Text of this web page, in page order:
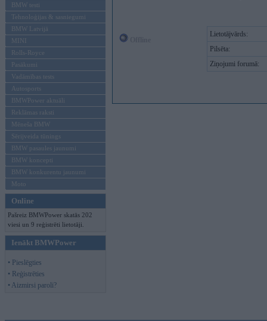
BMW testi
Tehnoloģijas & sasniegumi
BMW Latvijā
MINI
Rolls-Royce
Pasākumi
Vadāmības tests
Autosports
BMWPower aktuāli
Reklāmas raksti
Mēneša BMW
Sērijveida tūnings
BMW pasaules jaunumi
BMW koncepti
BMW konkurentu jaunumi
Moto
Online
Pašreiz BMWPower skatās 202
viesi un 9 reģistrēti lietotāji.
Ienākt BMWPower
• Pieslēgties
• Reģistrēties
• Aizmirsi paroli?
Lietotājvārds:
Pilsēta:
Ziņojumi forumā: